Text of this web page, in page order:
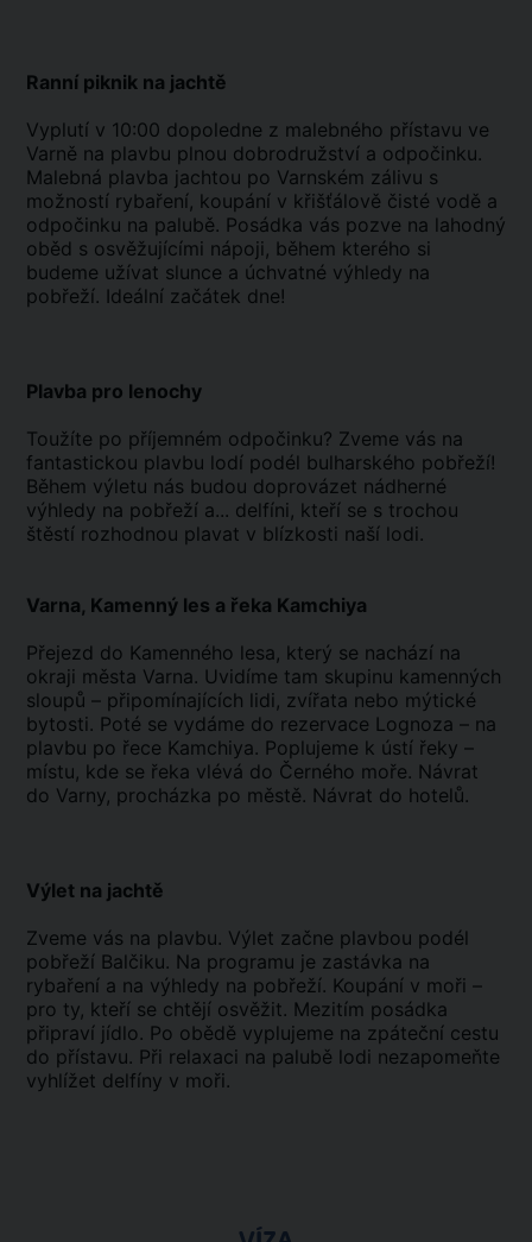
Ranní piknik na jachtě
Vyplutí v 10:00 dopoledne z malebného přístavu ve
Varně na plavbu plnou dobrodružství a odpočinku.
Malebná plavba jachtou po Varnském zálivu s
možností rybaření, koupání v křišťálově čisté vodě a
odpočinku na palubě. Posádka vás pozve na lahodný
oběd s osvěžujícími nápoji, během kterého si
budeme užívat slunce a úchvatné výhledy na
pobřeží. Ideální začátek dne!
Plavba pro lenochy
Toužíte po příjemném odpočinku? Zveme vás na
fantastickou plavbu lodí podél bulharského pobřeží!
Během výletu nás budou doprovázet nádherné
výhledy na pobřeží a... delfíni, kteří se s trochou
štěstí rozhodnou plavat v blízkosti naší lodi.
Varna, Kamenný les a řeka Kamchiya
Přejezd do Kamenného lesa, který se nachází na
okraji města Varna. Uvidíme tam skupinu kamenných
sloupů – připomínajících lidi, zvířata nebo mýtické
bytosti. Poté se vydáme do rezervace Lognoza – na
plavbu po řece Kamchiya. Poplujeme k ústí řeky –
místu, kde se řeka vlévá do Černého moře. Návrat
do Varny, procházka po městě. Návrat do hotelů.
Výlet na jachtě
Zveme vás na plavbu. Výlet začne plavbou podél
pobřeží Balčiku. Na programu je zastávka na
rybaření a na výhledy na pobřeží. Koupání v moři –
pro ty, kteří se chtějí osvěžit. Mezitím posádka
připraví jídlo. Po obědě vyplujeme na zpáteční cestu
do přístavu. Při relaxaci na palubě lodi nezapomeňte
vyhlížet delfíny v moři.